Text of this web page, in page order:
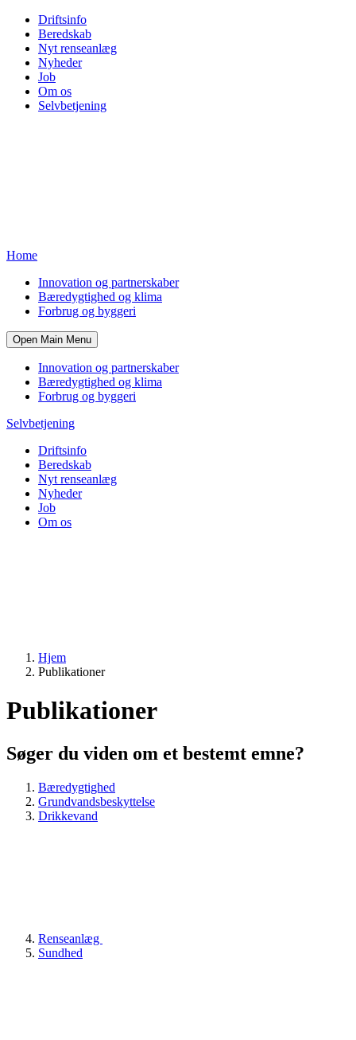
Driftsinfo
Beredskab
Nyt renseanlæg
Nyheder
Job
Om os
Selvbetjening
Home
Innovation og partnerskaber
Bæredygtighed og klima
Forbrug og byggeri
Open Main Menu
Innovation og partnerskaber
Bæredygtighed og klima
Forbrug og byggeri
Selvbetjening
Driftsinfo
Beredskab
Nyt renseanlæg
Nyheder
Job
Om os
Hjem
Publikationer
Publikationer
Søger du viden om et bestemt emne?
Bæredygtighed
Grundvandsbeskyttelse
Drikkevand
Renseanlæg
Sundhed